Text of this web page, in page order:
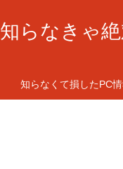
知らなきゃ
知らなくて損したPC